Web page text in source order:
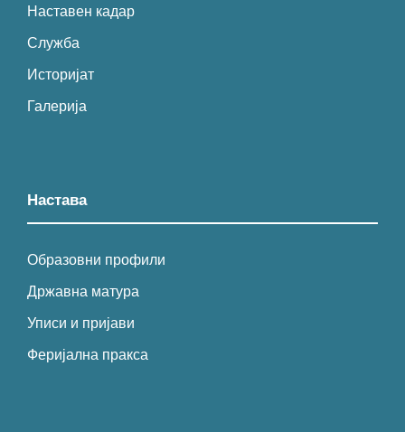
Наставен кадар
Служба
Историјат
Галерија
Настава
Образовни профили
Државна матура
Уписи и пријави
Феријална пракса